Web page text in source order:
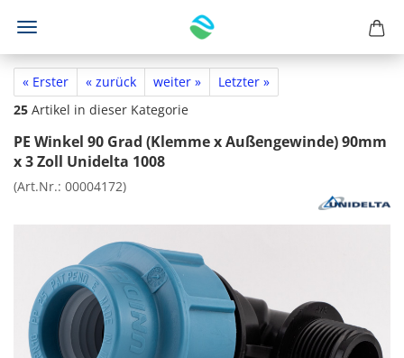
« Erster « zurück weiter »
Letzter »
25 Artikel in dieser Kategorie
PE Winkel 90 Grad (Klemme x Außengewinde) 90mm
x 3 Zoll Unidelta 1008
(Art.Nr.: 00004172)